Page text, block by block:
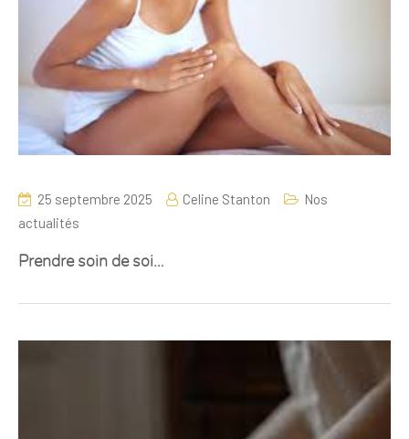
25 septembre 2025 Celine Stanton
Nos
actualités
Prendre soin de soi…